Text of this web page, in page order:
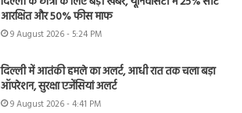
आरक्षित और 50% फीस माफ
9 August 2026 - 5:24 PM
दिल्ली में आतंकी हमले का अलर्ट, आधी रात तक चला बड़ा
ऑपरेशन, सुरक्षा एजेंसियां अलर्ट
9 August 2026 - 4:41 PM